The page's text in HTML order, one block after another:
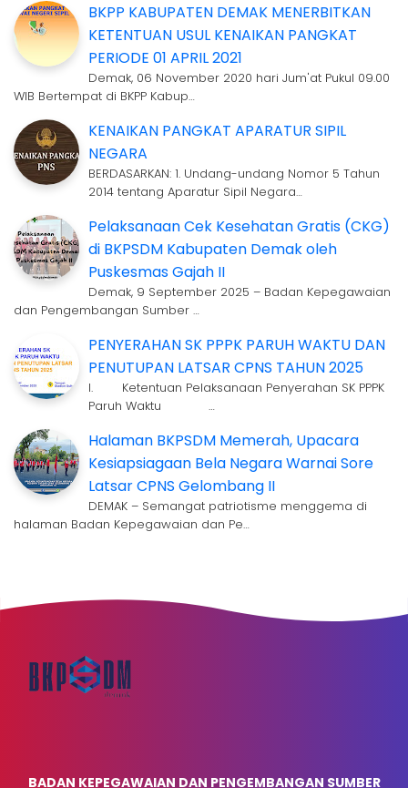
BKPP KABUPATEN DEMAK MENERBITKAN
KETENTUAN USUL KENAIKAN PANGKAT
PERIODE 01 APRIL 2021
Demak, 06 November 2020 hari Jum'at Pukul 09.00
WIB Bertempat di BKPP Kabup…
KENAIKAN PANGKAT APARATUR SIPIL
NEGARA
BERDASARKAN: 1. Undang-undang Nomor 5 Tahun
2014 tentang Aparatur Sipil Negara…
Pelaksanaan Cek Kesehatan Gratis (CKG)
di BKPSDM Kabupaten Demak oleh
Puskesmas Gajah II
Demak, 9 September 2025 – Badan Kepegawaian
dan Pengembangan Sumber …
PENYERAHAN SK PPPK PARUH WAKTU DAN
PENUTUPAN LATSAR CPNS TAHUN 2025
I. Ketentuan Pelaksanaan Penyerahan SK PPPK
Paruh Waktu …
Halaman BKPSDM Memerah, Upacara
Kesiapsiagaan Bela Negara Warnai Sore
Latsar CPNS Gelombang II
DEMAK – Semangat patriotisme menggema di
halaman Badan Kepegawaian dan Pe…
BADAN KEPEGAWAIAN DAN PENGEMBANGAN SUMBER